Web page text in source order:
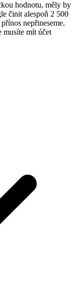
hodnotu, měly by
činit alespoň 2 500
nepřineseme.
musíte mít účet